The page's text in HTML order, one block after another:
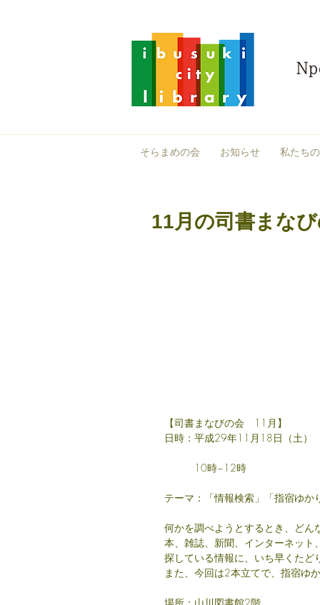
そらまめの会 お知らせ 私たち
11月の司書まなび
【司書まなびの会　11月】
日時：平成29年11月18日（土）
10時~12時
テーマ：「情報検索」「指宿ゆか
何かを調べようとするとき、どん
本、雑誌、新聞、インターネット
探している情報に、いち早くたど
また、今回は2本立てで、指宿ゆ